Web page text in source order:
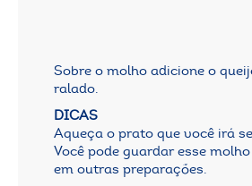
Sobre o molho adicione o
ralado.
DICAS
Aqueça o prato que você irá
Você pode guardar esse
em outras preparações.